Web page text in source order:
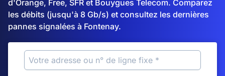
d'Orange, Free, SFR et Bouygues Telecom. Comparez
les débits (jusqu'à 8 Gb/s) et consultez les dernières
pannes signalées à Fontenay.